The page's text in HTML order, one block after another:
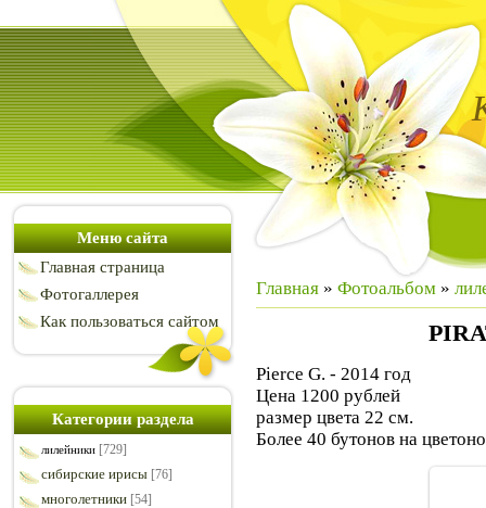
Меню сайта
Главная страница
Фотогаллерея
Как пользоваться сайтом
Категории раздела
лилейники [729]
сибирские ирисы [76]
многолетники [54]
Главная » Фотоальбом »
Pierce G. - 2014 год
Цена 1200 рублей
размер цвета 22 см.
Более 40 бутонов на